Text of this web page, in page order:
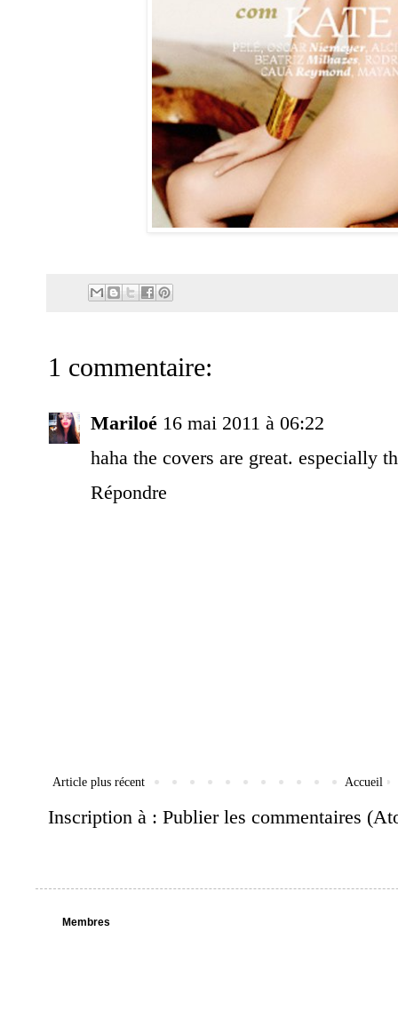
1 commentaire:
Mariloé 16 mai 2011 à 06:22
haha the covers are great. especially
Répondre
Article plus récent Accueil
Inscription à : Publier les commentaires
Membres